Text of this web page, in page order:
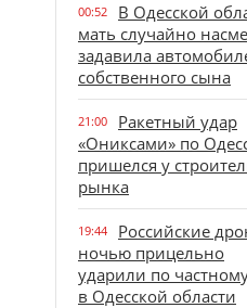
00:52
В Одесской
мать случайно
задавила
собственного сына
21:00
Ракетный удар
«Ониксами» по
пришелся у
рынка
19:44
Российские
ночью прицельно
ударили по
в Одесской области